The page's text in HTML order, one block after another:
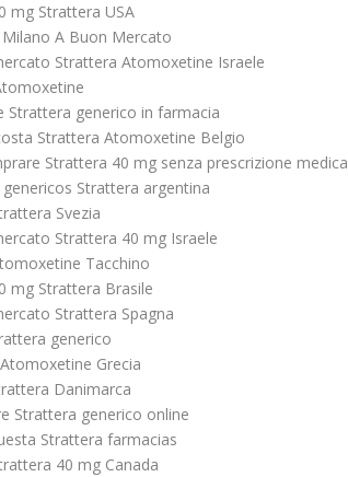
mg Strattera USA
A Buon Mercato
Strattera Atomoxetine Israele
Strattera generico in farmacia
Strattera Atomoxetine Belgio
Strattera 40 mg senza prescrizione medica
Strattera argentina
Svezia
Strattera 40 mg Israele
Tacchino
mg Strattera Brasile
Strattera Spagna
generico
Grecia
Danimarca
Strattera generico online
Strattera farmacias
40 mg Canada